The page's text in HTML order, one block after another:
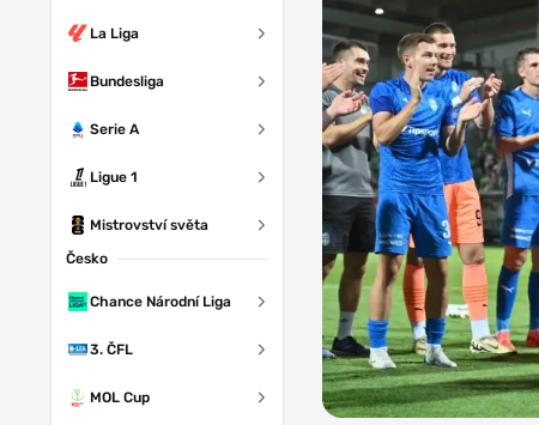
La Liga
Bundesliga
Serie A
Ligue 1
Mistrovství světa
Česko
Chance Národní Liga
3. ČFL
MOL Cup